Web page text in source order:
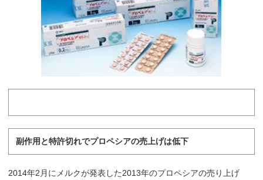
副作用と特許切れでプロペシアの売上げは低下
2014年2月にメルクが発表した2013年のプロペシアの売り上げ